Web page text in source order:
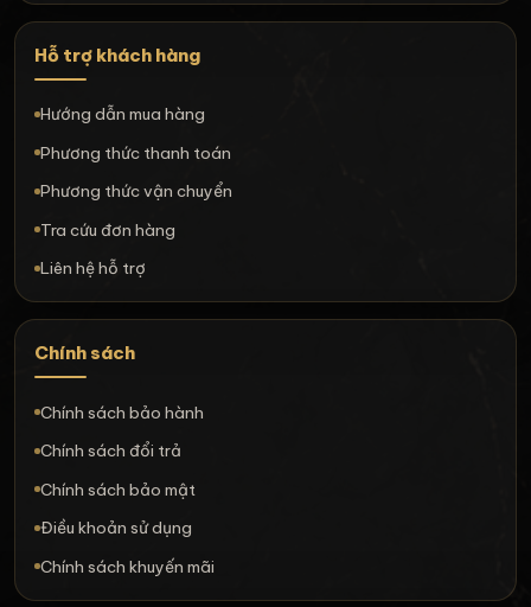
Hỗ trợ khách hàng
Hướng dẫn mua hàng
Phương thức thanh toán
Phương thức vận chuyển
Tra cứu đơn hàng
Liên hệ hỗ trợ
Chính sách
Chính sách bảo hành
Chính sách đổi trả
Chính sách bảo mật
Điều khoản sử dụng
Chính sách khuyến mãi